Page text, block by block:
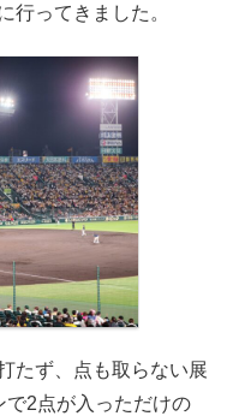
行ってきました。
たず、点も取らない展
で2点が入っただけの